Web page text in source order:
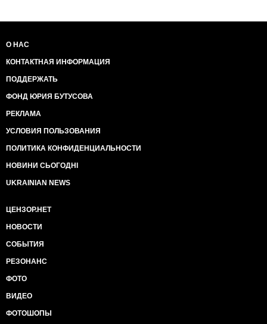
О НАС
КОНТАКТНАЯ ИНФОРМАЦИЯ
ПОДДЕРЖАТЬ
ФОНД ЮРИЯ БУТУСОВА
РЕКЛАМА
УСЛОВИЯ ПОЛЬЗОВАНИЯ
ПОЛИТИКА КОНФИДЕНЦИАЛЬНОСТИ
НОВИНИ СЬОГОДНІ
UKRAINIAN NEWS
ЦЕНЗОР.НЕТ
НОВОСТИ
СОБЫТИЯ
РЕЗОНАНС
ФОТО
ВИДЕО
ФОТОШОПЫ